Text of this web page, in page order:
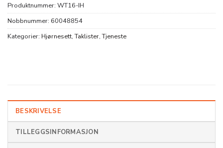
Produktnummer: WT16-IH
Nobbnummer: 60048854
Kategorier: Hjørnesett,Taklister,Tjeneste
BESKRIVELSE
TILLEGGSINFORMASJON